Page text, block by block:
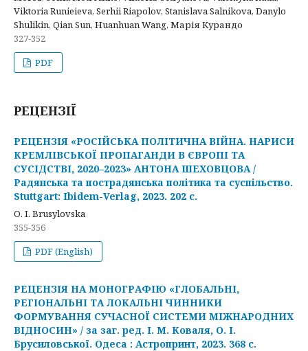
Viktoria Runieieva, Serhii Riapolov, Stanislava Salnikova, Danylo
Shulikin, Qian Sun, Huanhuan Wang, Марія Курандо
327-352
PDF
РЕЦЕНЗІЇ
РЕЦЕНЗІЯ «РОСІЙСЬКА ПОЛІТИЧНА ВІЙНА. НАРИСИ
КРЕМЛІВСЬКОЇ ПРОПАГАНДИ В ЄВРОПІ ТА
СУСІДСТВІ, 2020–2023» АНТОНА ШЕХОВЦОВА /
Радянська та пострадянська політика та суспільство.
Stuttgart: Іbidem-Verlag, 2023. 202 с.
O. I. Brusylovska
355-356
PDF (English)
РЕЦЕНЗІЯ НА МОНОГРАФІЮ «ГЛОБАЛЬНІ,
РЕГІОНАЛЬНІ ТА ЛОКАЛЬНІ ЧИННИКИ
ФОРМУВАННЯ СУЧАСНОЇ СИСТЕМИ МІЖНАРОДНИХ
ВІДНОСИН» / за заг. ред. І. М. Коваля, О. І.
Брусиловської. Одеса : Астропринт, 2023. 368 с.